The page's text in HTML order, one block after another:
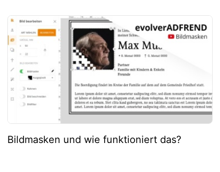
Bildmasken und wie funktioniert das?